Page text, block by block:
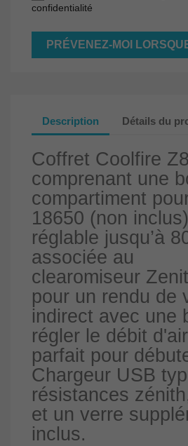
confidentialité
PRÉVENEZ-MOI
Description Détails du
Coffret Coolfire
comprenant une
compartiment
18650 (non
réglable jusqu’à
associée au
clearomiseur
pour un rendu de
indirect avec une
régler le débit d'air
parfait pour
Chargeur USB
résistances
et un verre
inclus.